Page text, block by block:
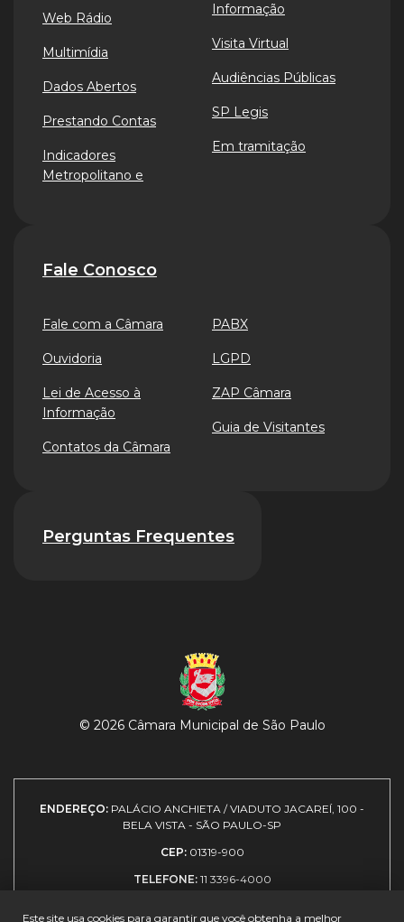
Web Rádio
Multimídia
Dados Abertos
Prestando Contas
Indicadores
Metropolitano e
Informação
Visita Virtual
Audiências Públicas
SP Legis
Em tramitação
Fale Conosco
Fale com a Câmara
Ouvidoria
Lei de Acesso à
Informação
Contatos da Câmara
PABX
LGPD
ZAP Câmara
Guia de Visitantes
Perguntas Frequentes
© 2026 Câmara Municipal de São Paulo
ENDEREÇO: PALÁCIO ANCHIETA / VIADUTO JACAREÍ, 100 -
BELA VISTA - SÃO PAULO-SP
CEP: 01319-900
TELEFONE: 11 3396-4000
Este site usa cookies para garantir que você obtenha a melhor